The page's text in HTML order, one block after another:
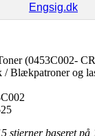
Engsig.dk
(0453C002-
/ Blækpatroner og
stjerner baseret på